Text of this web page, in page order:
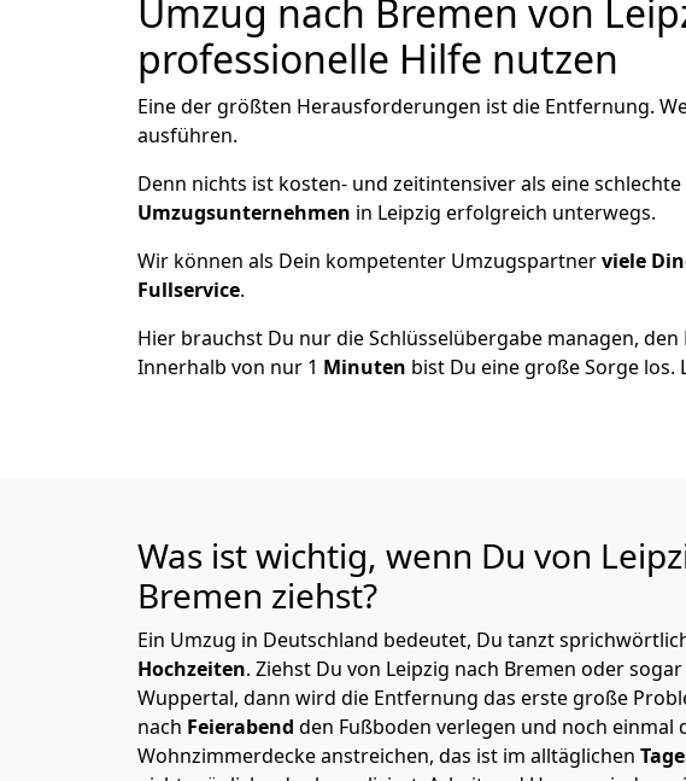
Umzug nach Bremen von
professionelle Hilfe nutzen
Eine der größten Herausforderungen ist die Entfernung.
ausführen.
Denn nichts ist kosten- und zeitintensiver als eine
Umzugsunternehmen in Leipzig erfolgreich unterwegs.
Wir können als Dein kompetenter Umzugspartnerviele
Fullservice.
Hier brauchst Du nur die Schlüsselübergabe managen,
Innerhalb von nur 1 Minuten bist Du eine große Sorge los.
Was ist wichtig, wenn Du von
Bremen ziehst?
Ein Umzug in Deutschland bedeutet, Du tanzt
Hochzeiten. Ziehst Du von Leipzig nach Bremen oder
Wuppertal, dann wird die Entfernung das erste große
nach Feierabend den Fußboden verlegen und noch einmal
Wohnzimmerdecke anstreichen, das ist im alltäglichen